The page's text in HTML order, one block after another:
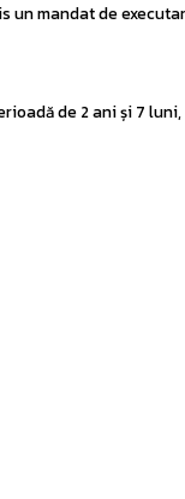
mandat de
de 2 ani și 7